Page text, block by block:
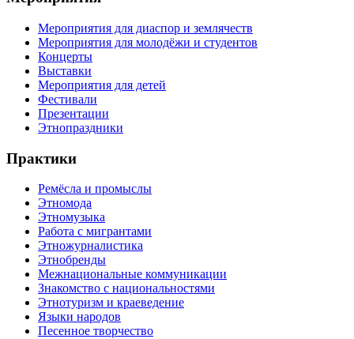
Мероприятия для диаспор и землячеств
Мероприятия для молодёжи и студентов
Концерты
Выставки
Мероприятия для детей
Фестивали
Презентации
Этнопраздники
Практики
Ремёсла и промыслы
Этномода
Этномузыка
Работа с мигрантами
Этножурналистика
Этнобренды
Межнациональные коммуникации
Знакомство с национальностями
Этнотуризм и краеведение
Языки народов
Песенное творчество